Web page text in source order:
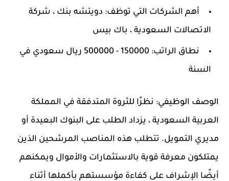
أهم الشركات التي توظف: دويتشه بنك ، شركة
الاتصالات السعودية ، باك بيس
نطاق الراتب: 150000 - 500000 ريال سعودي في
السنة
الوصف الوظيفي: نظرًا للثروة المتدفقة في المملكة
العربية السعودية ، يزداد الطلب على البنوك البعيدة أو
مديري التمويل. تتطلب هذه المناصب المرشحين الذين
يمتلكون معرفة قوية بالاستثمارات والأموال ويمكنهم
أيضًا الإشراف على كفاءة مؤسستهم بأكملها أثناء